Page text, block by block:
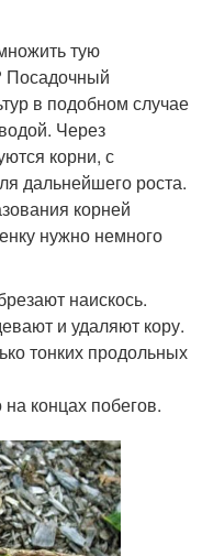
тую
Посадочный
в подобном случае
Через
корни, с
дальнейшего роста.
корней
нужно немного
наискось.
и удаляют кору.
тонких продольных
концах побегов.